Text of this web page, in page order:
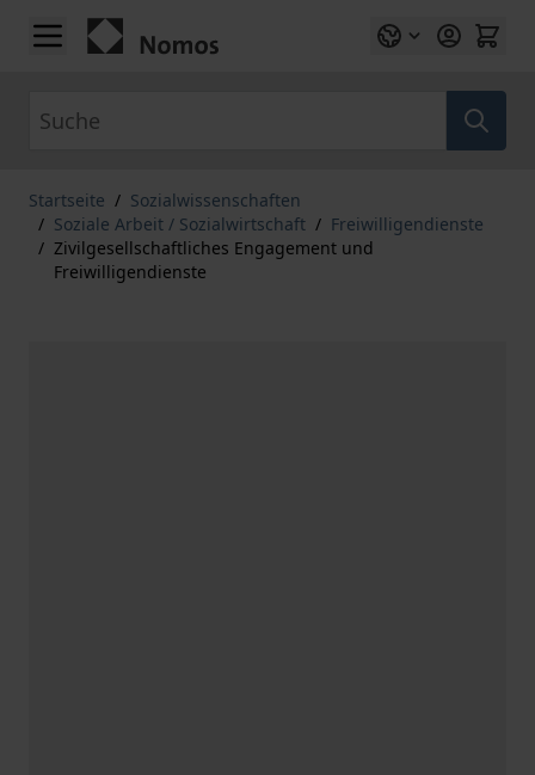
Zum Inhalt springen
Startseite / Sozialwissenschaften
/ Soziale Arbeit / Sozialwirtschaft / Freiwilligendienste
/ Zivilgesellschaftliches Engagement und
Freiwilligendienste